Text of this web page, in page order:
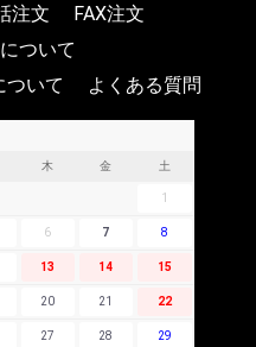
注文
FAX注文
ついて
ついて
よくある質問
木 金 土
1
6 7 8
13 14 15
20 21 22
27 28 29